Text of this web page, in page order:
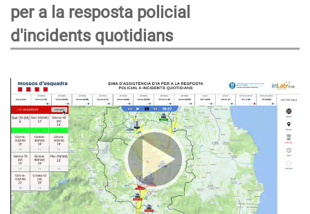
per a la resposta policial
d'incidents quotidians